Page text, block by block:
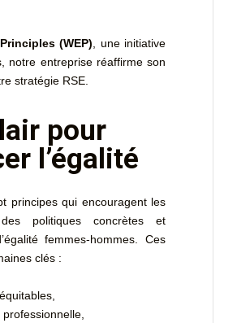
(WEP), une initiative
notre entreprise réaffirme son
stratégie RSE.
pour
l’égalité
principes qui encouragent les
politiques concrètes et
femmes-hommes. Ces
clés :